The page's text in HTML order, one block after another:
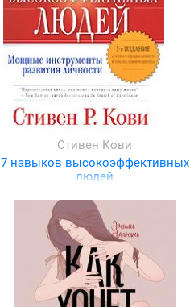
Стивен Кови
7 навыков высокоэффективных
людей